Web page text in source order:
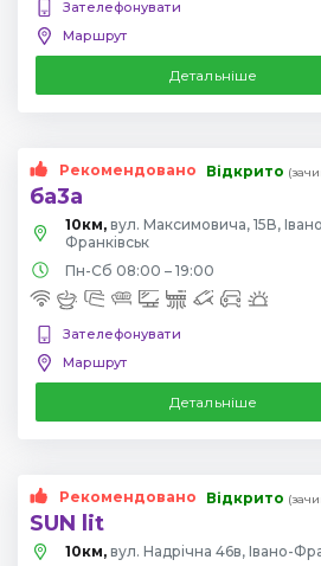
Зателефонувати
Маршрут
Детальніше
Рекомендовано
ба3а
Відкрито
10км, вул. Максимовича, 15В,
Франківськ
Пн-Сб 08:00 – 19:00
Зателефонувати
Маршрут
Детальніше
Рекомендовано
SUN lit
Відкрито
10км, вул. Надрічна 46в, Івано-